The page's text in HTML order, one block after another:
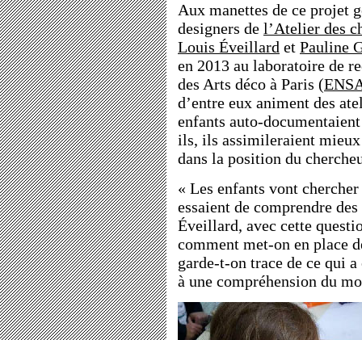
Aux manettes de ce projet
designers de l’Atelier des
Louis Éveillard et Pauline
en 2013 au laboratoire de
des Arts déco à Paris (
d’entre eux animent des
enfants auto-
ils, ils assimileraient
dans la position du
« Les enfants vont
essaient de comprendre
Éveillard, avec cette
comment met-on en place
garde-t-on trace de ce qui
à une compréhension du